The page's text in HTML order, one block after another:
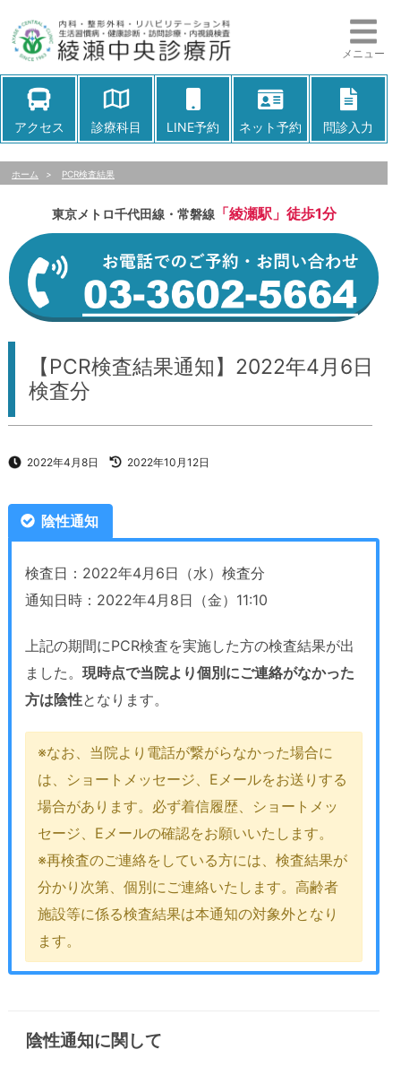
メニュー
アクセス 診療科目 LINE予約 ネット予約 問診入力
ホーム > PCR検査結果
東京メトロ千代田線・常磐線「綾瀬駅」徒歩1分
【PCR検査結果通知】2022年4月6日
検査分
2022年4月8日 2022年10月12日
陰性通知
検査日：2022年4月6日（水）検査分
通知日時：2022年4月8日（金）11:10
上記の期間にPCR検査を実施した方の検査結果が出
ました。 現時点で当院より個別にご連絡がなかった
方は陰性となります。
※なお、当院より電話が繋がらなかった場合に
は、ショートメッセージ、Eメールをお送りする
場合があります。必ず着信履歴、ショートメッ
セージ、Eメールの確認をお願いいたします。
※再検査のご連絡をしている方には、検査結果が
分かり次第、個別にご連絡いたします。高齢者
施設等に係る検査結果は本通知の対象外となり
ます。
陰性通知に関して